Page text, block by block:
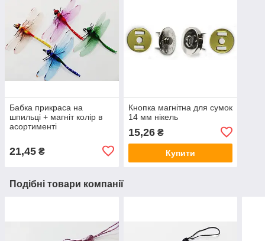
Бабка прикраса на
шпильці + магніт колір в
асортименті
21,45 ₴
Кнопка магнітна для сумок
14 мм нікель
15,26₴
Купити
Подібні товари компанії